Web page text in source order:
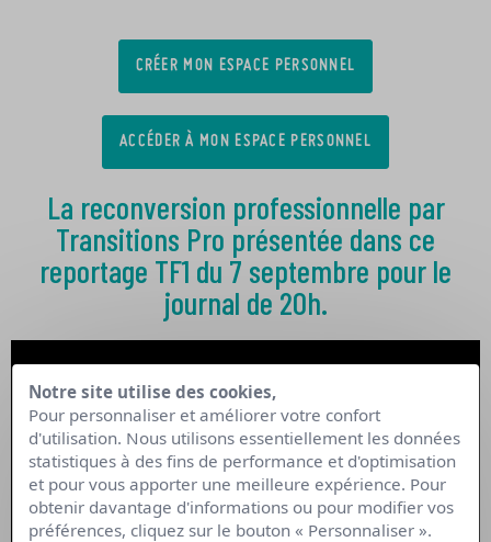
CRÉER MON ESPACE PERSONNEL
ACCÉDER À MON ESPACE PERSONNEL
La reconversion professionnelle par
Transitions Pro présentée dans ce
reportage TF1 du 7 septembre pour le
journal de 20h.
Notre site utilise des cookies,
Pour personnaliser et améliorer votre confort
d'utilisation. Nous utilisons essentiellement les données
statistiques à des fins de performance et d'optimisation
et pour vous apporter une meilleure expérience. Pour
obtenir davantage d'informations ou pour modifier vos
préférences, cliquez sur le bouton « Personnaliser ».